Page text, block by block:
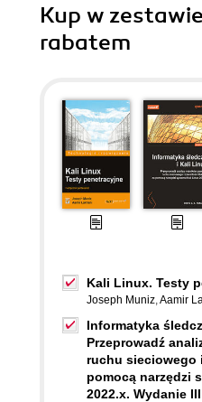
Kup w
rabatem
Kali Linux. Testy
Joseph Muniz,Aamir
Informatyka
Przeprowadź
ruchu sieciowego
pomocą narzędzi
2022.x. Wydanie III